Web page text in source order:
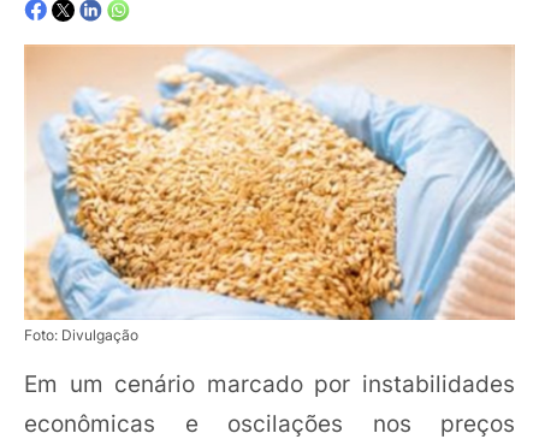
Foto: Divulgação
Em um cenário marcado por instabilidades
econômicas e oscilações nos preços